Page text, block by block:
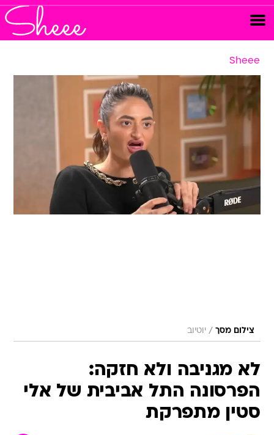
Sheee
צילום מסך / יוטיוב
לא מגניבה ולא חזקה:
הפרסונה התל אביבית של אלי
סטין מתפרקת